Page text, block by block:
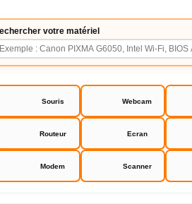
votre matériel
Souris Webcam
Routeur Ecran
Modem Scanner
bios